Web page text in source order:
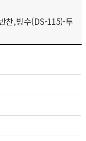
찬,빙수(DS-115)-투